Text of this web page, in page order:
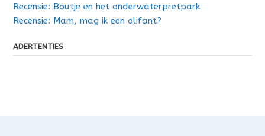
Recensie: Boutje en het onderwaterpretpark
Recensie: Mam, mag ik een olifant?
ADERTENTIES